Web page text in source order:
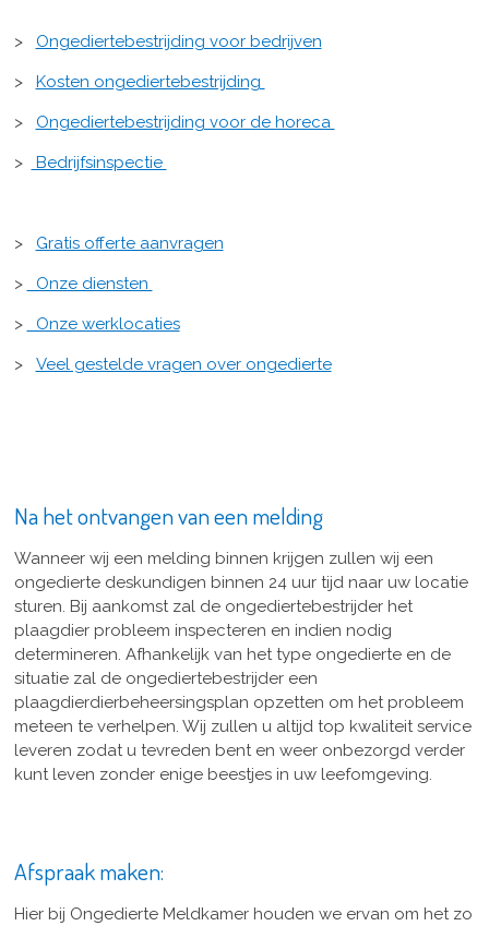
> Ongediertebestrijding voor bedrijven
> Kosten ongediertebestrijding
> Ongediertebestrijding voor de horeca
> Bedrijfsinspectie
> Gratis offerte aanvragen
> Onze diensten
> Onze werklocaties
> Veel gestelde vragen over ongedierte
Na het ontvangen van een melding
Wanneer wij een melding binnen krijgen zullen wij een
ongedierte deskundigen binnen 24 uur tijd naar uw locatie
sturen. Bij aankomst zal de ongediertebestrijder het
plaagdier probleem inspecteren en indien nodig
determineren. Afhankelijk van het type ongedierte en de
situatie zal de ongediertebestrijder een
plaagdierdierbeheersingsplan opzetten om het probleem
meteen te verhelpen. Wij zullen u altijd top kwaliteit service
leveren zodat u tevreden bent en weer onbezorgd verder
kunt leven zonder enige beestjes in uw leefomgeving.
Afspraak maken:
Hier bij Ongedierte Meldkamer houden we ervan om het zo